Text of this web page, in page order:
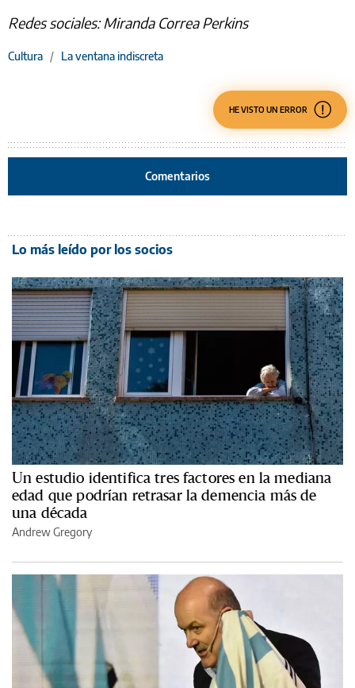
Redes sociales: Miranda Correa Perkins
Cultura / La ventana indiscreta
HE VISTO UN ERROR
Comentarios
Lo más leído por los socios
Un estudio identifica tres factores en la mediana
edad que podrían retrasar la demencia más de
una década
Andrew Gregory